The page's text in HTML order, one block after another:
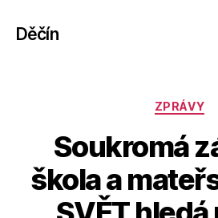
Děčín
ZPRÁVY
Soukromá
škola a
u